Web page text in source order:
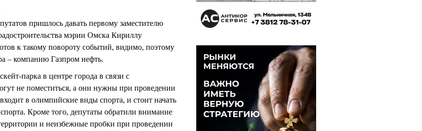
пришлось давать первому заместителю
мэрии Омска Кириллу
к такому повороту событий, видимо, поэтому
– компанию Газпром нефть.
парка в центре города в связи с
не поместиться, а они нужны при проведении
в олимпийские виды спорта, и стоит начать
Кроме того, депутаты обратили внимание
и неизбежные пробки при проведении